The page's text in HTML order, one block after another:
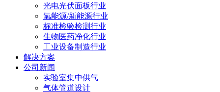
光电光伏面板行业
氢能源/新能源行业
标准检验检测行业
生物医药净化行业
工业设备制造行业
解决方案
公司新闻
实验室集中供气
气体管道设计